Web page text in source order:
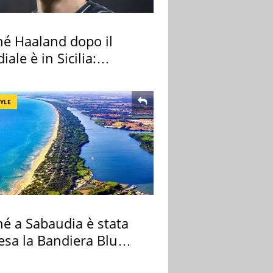
Haaland dopo il
è in Sicilia:
a Sabaudia è stata
la Bandiera Blu